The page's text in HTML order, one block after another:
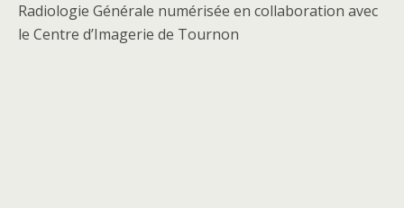
Radiologie Générale numérisée en collaboration avec
le Centre d’Imagerie de Tournon